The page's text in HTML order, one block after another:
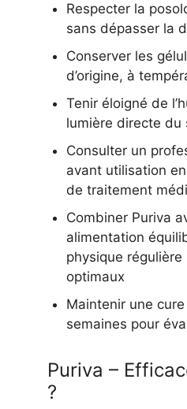
Respecter la
sans dépasser la
Conserver les
d’origine, à
Tenir éloigné de
lumière directe du
Consulter un
avant utilisation
de traitement
Combiner Puriva
alimentation
physique
optimaux
Maintenir une cure
semaines pour
Puriva –
?